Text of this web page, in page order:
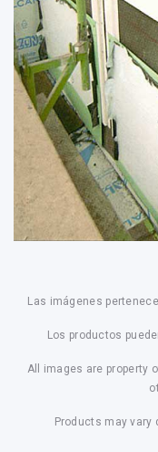
Las imágenes
Los productos
All images are property
Products may vary